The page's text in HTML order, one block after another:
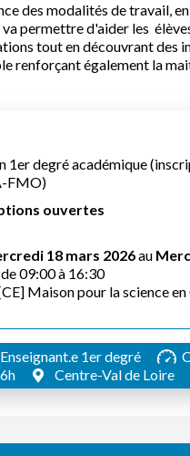
des modalités de travail,
va permettre d'aider les
tout en découvrant des
renforçant également la
1er degré académique
FMO)
ouvertes
18 mars 2026au
de 09:00 à 16:30
Maison pour la science
Enseignant.e 1er degré
6h
Centre-Val de Loire